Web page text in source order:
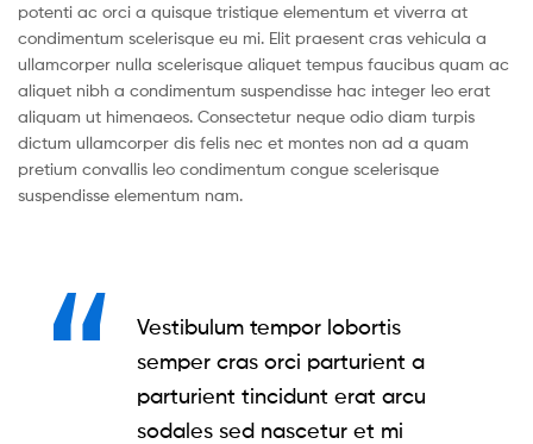
potenti ac orci a quisque tristique elementum et viverra at
condimentum scelerisque eu mi. Elit praesent cras vehicula a
ullamcorper nulla scelerisque aliquet tempus faucibus quam ac
aliquet nibh a condimentum suspendisse hac integer leo erat
aliquam ut himenaeos. Consectetur neque odio diam turpis
dictum ullamcorper dis felis nec et montes non ad a quam
pretium convallis leo condimentum congue scelerisque
suspendisse elementum nam.
Vestibulum tempor lobortis
semper cras orci parturient a
parturient tincidunt erat arcu
sodales sed nascetur et mi